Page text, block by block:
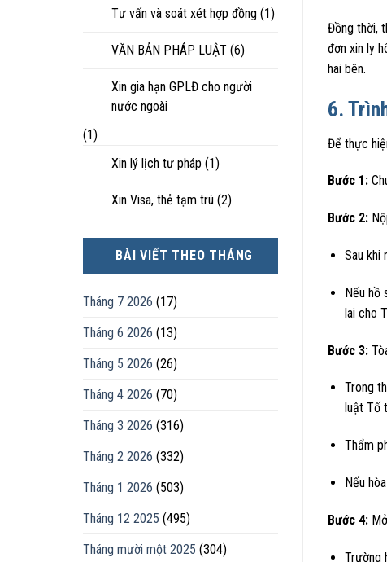
Tư vấn và soát xét hợp đồng (1)
VĂN BẢN PHÁP LUẬT (6)
Xin gia hạn GPLĐ cho người
nước ngoài
(1)
Xin lý lịch tư pháp (1)
Xin Visa, thẻ tạm trú (2)
BÀI VIẾT THEO THÁNG
Tháng 7 2026 (17)
Tháng 6 2026 (13)
Tháng 5 2026 (26)
Tháng 4 2026 (70)
Tháng 3 2026 (316)
Tháng 2 2026 (332)
Tháng 1 2026 (503)
Tháng 12 2025 (495)
Tháng mười một 2025 (304)
Đồng thời,
đơn xin ly
hai bên.
6.
Để thực
Bước 1:
Bước 2:
Sau khi
Nếu hồ
lai cho
Bước 3:
Trong
luật Tố
Thẩm
Nếu
Bước 4:
Trường